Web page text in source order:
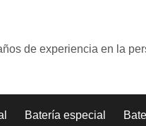
de experiencia en la
Batería especial